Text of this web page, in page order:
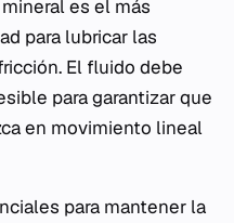
es el más
para lubricar las
El fluido debe
para garantizar que
en movimiento lineal
para mantener la